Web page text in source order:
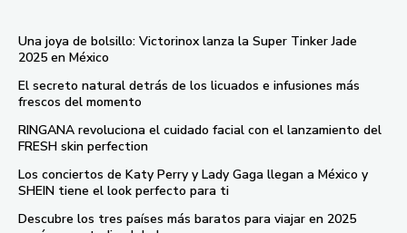
Una joya de bolsillo: Victorinox lanza la Super Tinker Jade
2025 en México
El secreto natural detrás de los licuados e infusiones más
frescos del momento
RINGANA revoluciona el cuidado facial con el lanzamiento del
FRESH skin perfection
Los conciertos de Katy Perry y Lady Gaga llegan a México y
SHEIN tiene el look perfecto para ti
Descubre los tres países más baratos para viajar en 2025